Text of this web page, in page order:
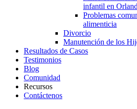
infantil en
Problemas
alimenticia
Divorcio
Manutención de los
Resultados de Casos
Testimonios
Blog
Comunidad
Recursos
Contáctenos